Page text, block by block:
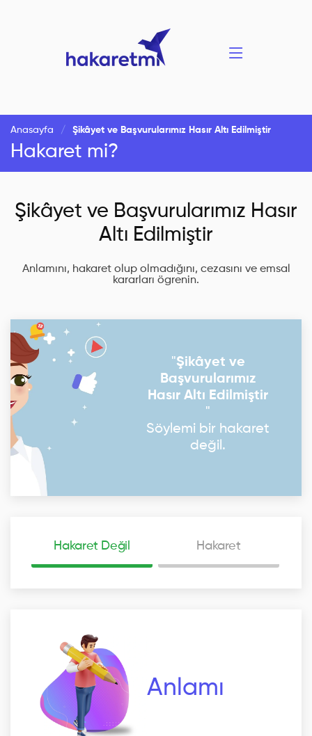
Anasayfa Şikâyet ve Başvurularımız Hasır Altı Edilmiştir
Hakaret mi?
Şikâyet ve Başvurularımız Hasır
Altı Edilmiştir
Anlamını, hakaret olup olmadığını, cezasını ve emsal
kararları ögrenin.
"Şikâyet ve
Başvurularımız
Hasır Altı Edilmiştir
"
Söylemi bir hakaret
değil.
Hakaret Değil Hakaret
Anlamı